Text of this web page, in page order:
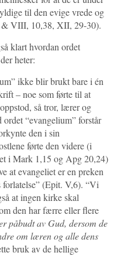
til den evige vrede og
& VIII, 10,38, XII, 29-30).
klart hvordan ordet
heter:
ikke blir brukt bare i én
– noe som førte til at
så tror, lærer og
“evangelium” forstår
den i sin
førte den videre (i
i Mark 1,15 og Apg 20,24)
at evangeliet er en preken
forlatelse” (Epit. V,6). “Vi
at ingen kirke skal
den har færre eller flere
påbudt av Gud, dersom de
om læren og alle dens
bruk av de hellige